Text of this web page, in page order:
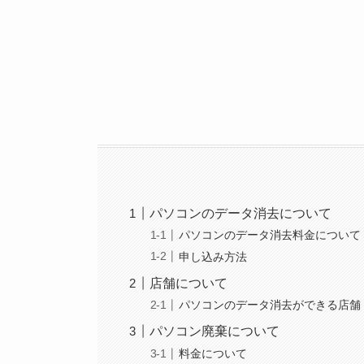
パソコンのデータ消去について
パソコンのデータ消去料金について
申し込み方法
店舗について
パソコンのデータ消去ができる店舗
パソコン廃棄について
料金について